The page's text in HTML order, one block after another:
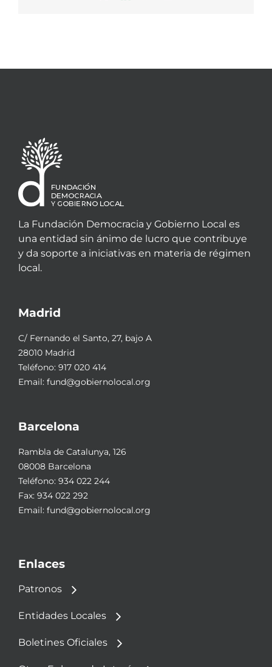
La Fundación Democracia y Gobierno Local es
una entidad sin ánimo de lucro que contribuye
y da soporte a iniciativas en materia de régimen
local.
Madrid
C/ Fernando el Santo, 27, bajo A
28010 Madrid
Teléfono: 917 020 414
Email: fund@gobiernolocal.org
Barcelona
Rambla de Catalunya, 126
08008 Barcelona
Teléfono: 934 022 244
Fax: 934 022 292
Email: fund@gobiernolocal.org
Enlaces
Patronos
Entidades Locales
Boletines Oficiales